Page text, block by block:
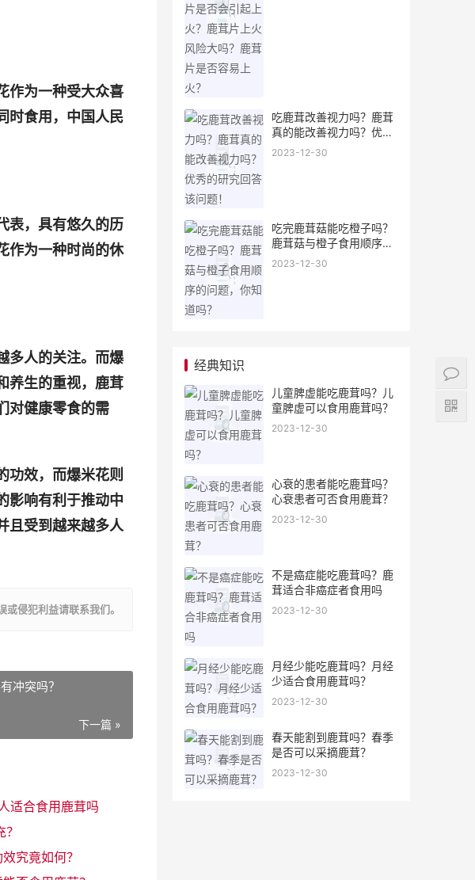
作为一种受大众喜
时食用，中国人民
表，具有悠久的历
作为一种时尚的休
多人的关注。而爆
养生的重视，鹿茸
对健康零食的需
功效，而爆米花则
影响有利于推动中
且受到越来越多人
侵犯利益请联系我们。
冲突吗？
下一篇 »
适合食用鹿茸吗
究竟如何？
吃鹿茸改善视力吗？鹿茸
真的能改善视力吗？优秀
的研究回答该问题！
2023-12-30
吃完鹿茸菇能吃橙子吗？
鹿茸菇与橙子食用顺序的
问题，你知道吗？
2023-12-30
经典知识
儿童脾虚能吃鹿茸吗？儿
童脾虚可以食用鹿茸吗？
2023-12-30
心衰的患者能吃鹿茸吗？
心衰患者可否食用鹿茸？
2023-12-30
不是癌症能吃鹿茸吗？鹿
茸适合非癌症者食用吗
2023-12-30
月经少能吃鹿茸吗？月经
少适合食用鹿茸吗？
2023-12-30
春天能割到鹿茸吗？春季
是否可以采摘鹿茸？
2023-12-30